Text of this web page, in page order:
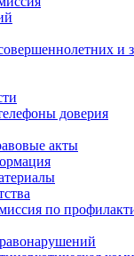
и
доверия
акты
по